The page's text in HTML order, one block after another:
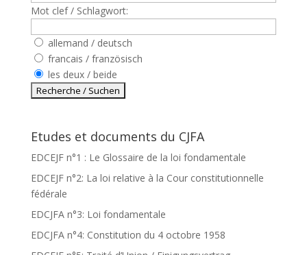
Mot clef / Schlagwort:
allemand / deutsch
francais / französisch
les deux / beide
Etudes et documents du CJFA
EDCEJF n°1 : Le Glossaire de la loi fondamentale
EDCEJF n°2: La loi relative à la Cour constitutionnelle
fédérale
EDCJFA n°3: Loi fondamentale
EDCJFA n°4: Constitution du 4 octobre 1958